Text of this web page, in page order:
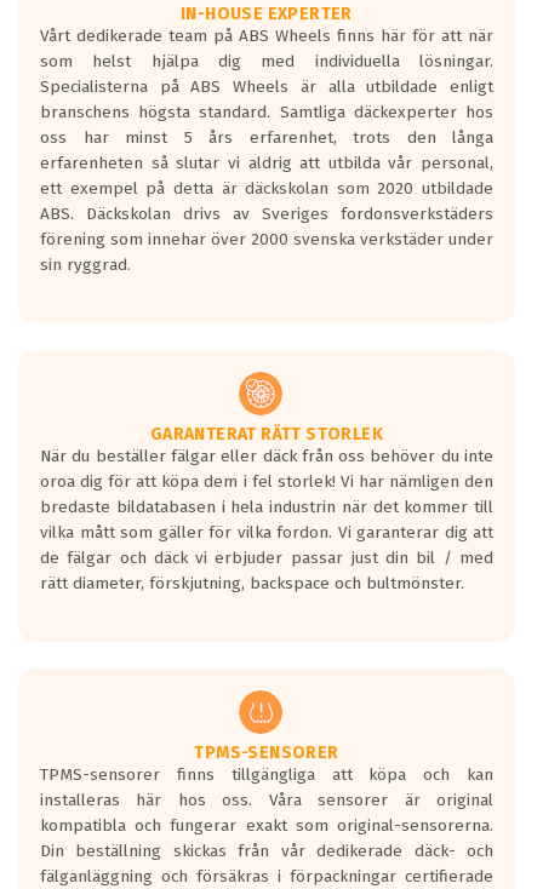
Våtgrepp egenskaper:
Betygsskalan är satt A till F. Där A påvisar
den kortaste bromssträckan och F är den
längsta.
Inga D eller G betyg delas ut för
personbilar och lätta lastbilar.
Betyget sätts efter ett test där däcken
skall bromsa in på en väg där det ligger
0.5-1.5 mm vatten.
I 80km/h kommer skillnaden på
Vid körning i över 50km/h brukar
rullmotståndets ljud överträffa
motorljudet.
På däckmärkningen kommer det finnas
en symbol av ett däck med vågar. Hög
bullernivå markeras med svarta vågor
medans de vita vågorna påvisar om det är
ett tyst däck.
regelverket som introduceras år 2016.
Ett däck med två svarta vågor är redan
godkända för år 2016 nya regelverk.
Ett däck med en svart våg kommer vara
minst tre decibel tystare än det
regelverk som börjar gälla 2016.
IN-HOUSE EXPERTER
Vårt dedikerade team på ABS Wheels finns här för att när
som helst hjälpa dig med individuella lösningar.
Specialisterna på ABS Wheels är alla utbildade enligt
branschens högsta standard. Samtliga däckexperter hos
oss har minst 5 års erfarenhet, trots den långa
erfarenheten så slutar vi aldrig att utbilda vår personal,
ett exempel på detta är däckskolan som 2020 utbildade
ABS. Däckskolan drivs av Sveriges fordonsverkstäders
förening som innehar över 2000 svenska verkstäder under
sin ryggrad.
GARANTERAT RÄTT STORLEK
När du beställer fälgar eller däck från oss behöver du inte
oroa dig för att köpa dem i fel storlek! Vi har nämligen den
bredaste bildatabasen i hela industrin när det kommer till
vilka mått som gäller för vilka fordon. Vi garanterar dig att
de fälgar och däck vi erbjuder passar just din bil / med
rätt diameter, förskjutning, backspace och bultmönster.
TPMS-SENSORER
TPMS-sensorer finns tillgängliga att köpa och kan
installeras här hos oss. Våra sensorer är original
kompatibla och fungerar exakt som original-sensorerna.
Din beställning skickas från vår dedikerade däck- och
fälganläggning och försäkras i förpackningar certifierade